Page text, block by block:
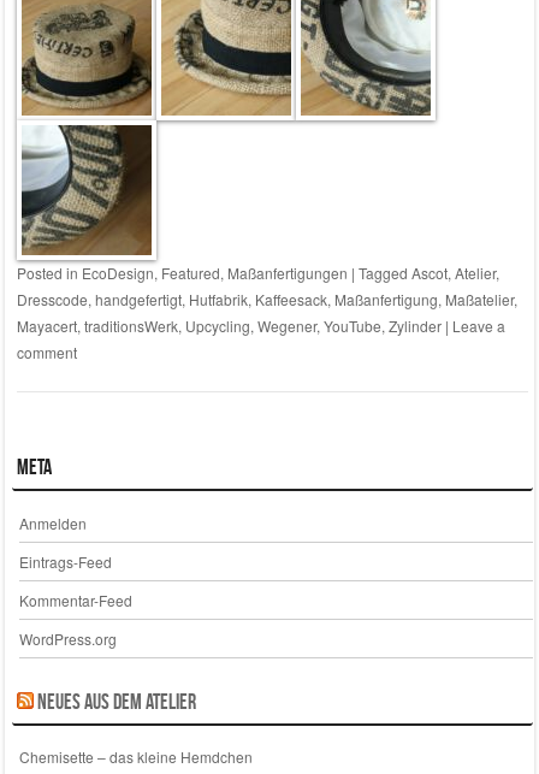
Posted in EcoDesign, Featured, Maßanfertigungen | Tagged Ascot, Atelier,
Dresscode, handgefertigt, Hutfabrik, Kaffeesack, Maßanfertigung, Maßatelier,
Mayacert, traditionsWerk, Upcycling, Wegener, YouTube, Zylinder | Leave a
comment
Meta
Anmelden
Eintrags-Feed
Kommentar-Feed
WordPress.org
Neues aus dem Atelier
Chemisette – das kleine Hemdchen